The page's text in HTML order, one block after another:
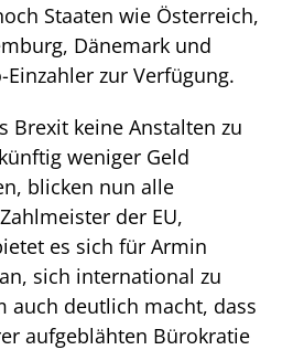
Staaten wie Österreich,
Dänemark und
zur Verfügung.
Brexit keine Anstalten zu
weniger Geld
blicken nun alle
der EU,
es sich für Armin
sich international zu
auch deutlich macht, dass
aufgeblähten Bürokratie